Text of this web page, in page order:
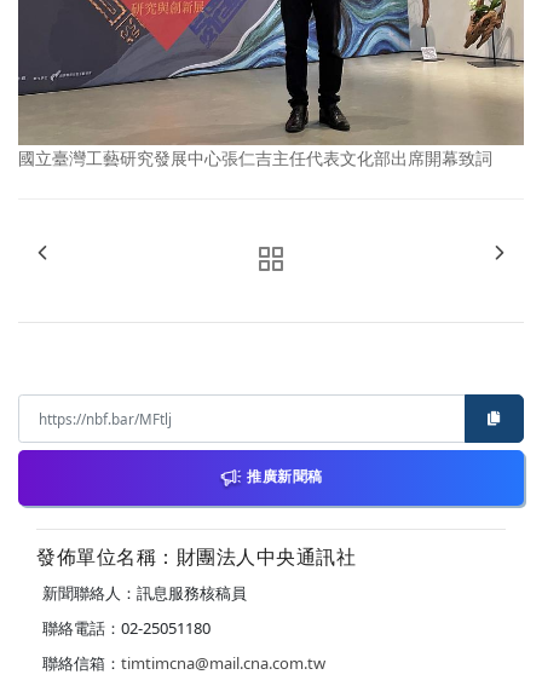
國立臺灣工藝研究發展中心張仁吉主任代表文化部出席開幕致詞
推廣新聞稿
發佈單位名稱：財團法人中央通訊社
新聞聯絡人：訊息服務核稿員
聯絡電話：02-25051180
聯絡信箱： timtimcna@mail.cna.com.tw